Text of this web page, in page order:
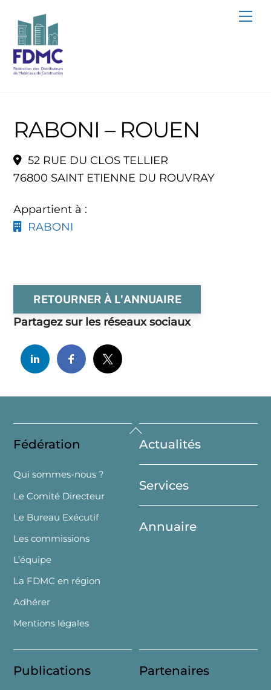
content
RABONI – ROUEN
52 RUE DU CLOS TELLIER
76800 SAINT ETIENNE DU ROUVRAY
Appartient à :
RABONI
RETOURNER À L'ANNUAIRE
Partagez sur les réseaux sociaux
Back
To
Top
Fédération
Qui sommes-nous ?
Le Comité Directeur
Le Bureau Exécutif
Les commissions
L’équipe
La FDMC en région
Adhérer
Mentions légales
Actualités
Services
Annuaire
Publications Partenaires